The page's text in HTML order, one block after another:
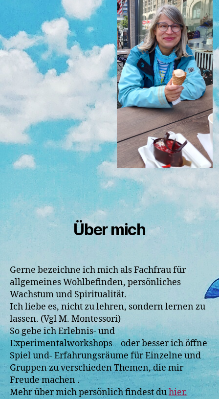
Über mich
Gerne bezeichne ich mich als Fachfrau für
allgemeines Wohlbefinden, persönliches
Wachstum und Spiritualität.
Ich liebe es, nicht zu lehren, sondern lernen zu
lassen. (Vgl M. Montessori)
So gebe ich Erlebnis- und
Experimentalworkshops – oder besser ich öffne
Spiel und- Erfahrungsräume für Einzelne und
Gruppen zu verschieden Themen, die mir
Freude machen .
Mehr über mich persönlich findest duhier.